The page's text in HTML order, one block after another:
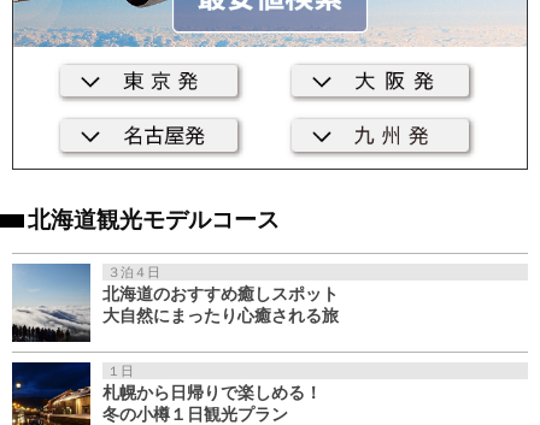
北海道観光モデルコース
３泊４日
北海道のおすすめ癒しスポット
大自然にまったり心癒される旅
１日
札幌から日帰りで楽しめる！
冬の小樽１日観光プラン